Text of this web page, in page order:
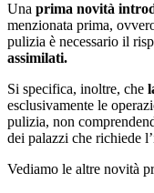
Una prima novità
menzionata prima,
pulizia è necessario il
assimilati.
Si specifica, inoltre, che
esclusivamente le
pulizia, non
dei palazzi che richiede
Vediamo le altre novità